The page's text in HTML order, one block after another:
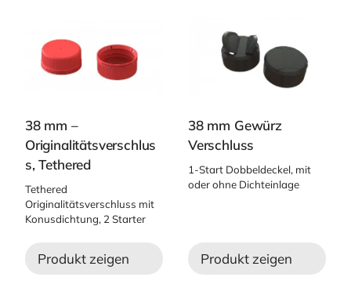
38 mm –
Originalitätsverschlus
s, Tethered
Tethered
Originalitätsverschluss mit
Konusdichtung, 2 Starter
Produkt zeigen
38 mm Gewürz
Verschluss
1-Start Dobbeldeckel, mit
oder ohne Dichteinlage
Produkt zeigen